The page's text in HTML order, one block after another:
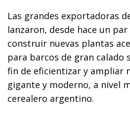
Las grandes exportadoras
lanzaron, desde hace un par
construir nuevas plantas
para barcos de gran calado
fin de eficientizar y ampliar
gigante y moderno, a nivel
cerealero argentino.